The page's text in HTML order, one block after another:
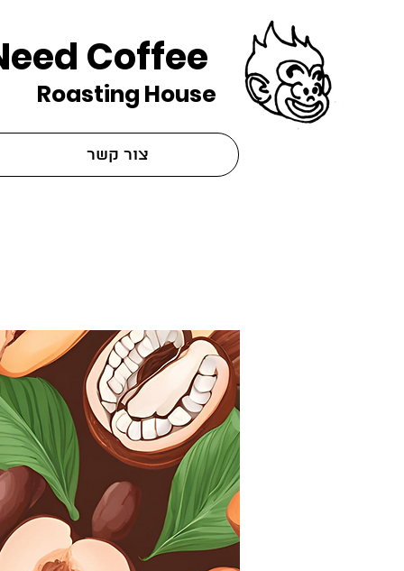
Coffee
Roasting House
צור קשר